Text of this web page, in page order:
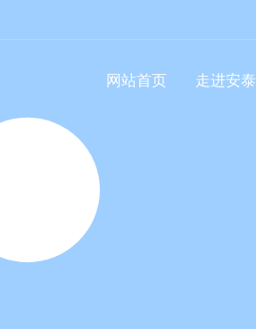
网站首页 走进安泰